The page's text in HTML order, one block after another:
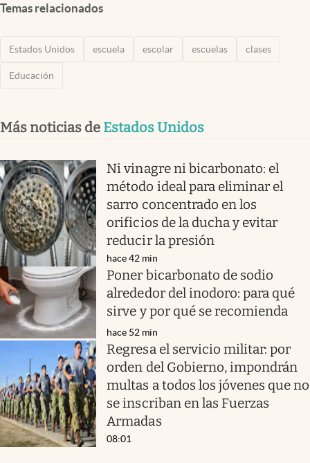
Temas relacionados
Estados Unidos escuela escolar escuelas clases
Educación
Más noticias de Estados Unidos
Ni vinagre ni bicarbonato: el
método ideal para eliminar el
sarro concentrado en los
orificios de la ducha y evitar
reducir la presión
hace 42 min
Poner bicarbonato de sodio
alrededor del inodoro: para qué
sirve y por qué se recomienda
hace 52 min
Regresa el servicio militar: por
orden del Gobierno, impondrán
multas a todos los jóvenes que no
se inscriban en las Fuerzas
Armadas
08:01